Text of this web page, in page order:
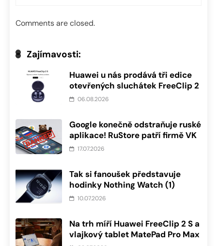
Comments are closed.
Zajímavosti:
Huawei u nás prodává tři edice
otevřených sluchátek FreeClip 2
06.08.2026
Google konečně odstraňuje ruské
aplikace! RuStore patří firmě VK
17.07.2026
Tak si fanoušek představuje
hodinky Nothing Watch (1)
10.07.2026
Na trh míří Huawei FreeClip 2 S a
vlajkový tablet MatePad Pro Max